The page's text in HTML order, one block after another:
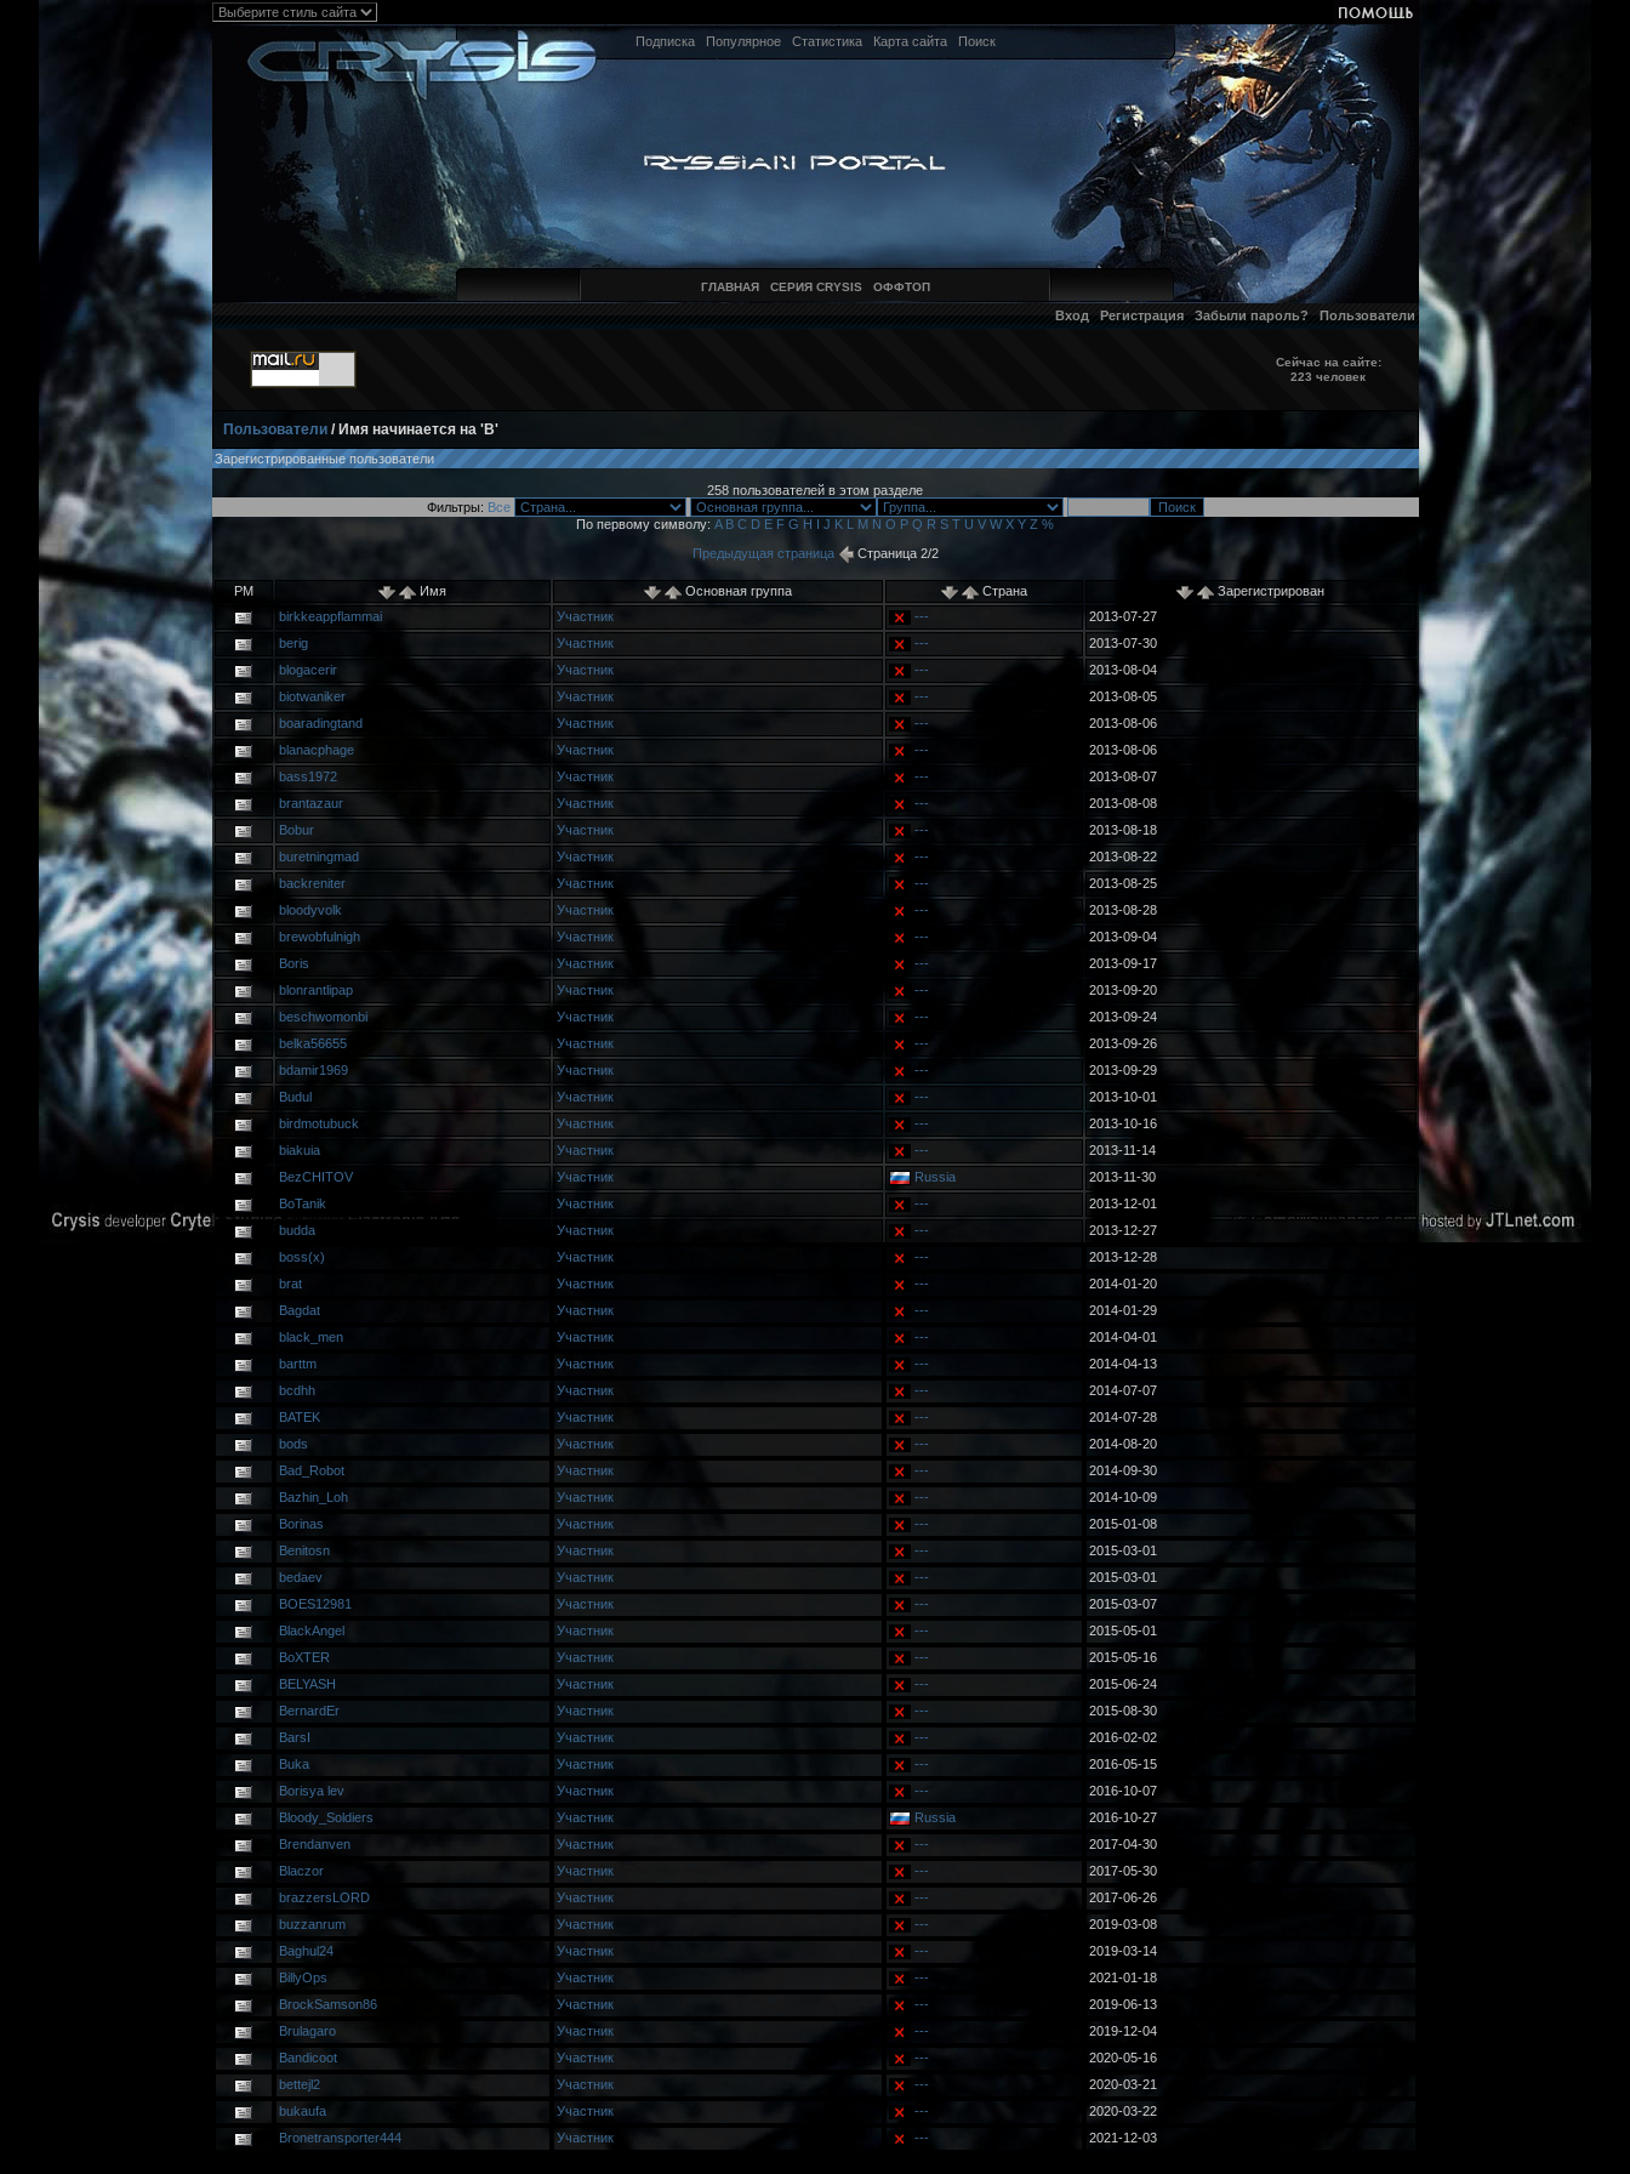
Подписка Популярное Статистика Карта сайта Поиск
ГЛАВНАЯ СЕРИЯ CRYSIS ОФФТОП
Вход Регистрация Забыли пароль? Пользователи
Сейчас на сайте:
223 человек
Пользователи/ Имя начинается на 'B'
Зарегистрированные пользователи
258 пользователей в этом разделе
Фильтры: Все
По первому символу: A B C D E F G H I J K L M N O P Q R S T U V W X Y Z %
Предыдущая страница
Страница 2/2
PM Имя Основная группа Страна
Зарегистрирован
birkkeappflammai
Участник ---
2013-07-27
berig
Участник ---
2013-07-30
blogacerir
Участник ---
2013-08-04
biotwaniker
Участник ---
2013-08-05
boaradingtand
Участник ---
2013-08-06
blanacphage
Участник ---
2013-08-06
bass1972
Участник ---
2013-08-07
brantazaur
Участник ---
2013-08-08
Bobur
Участник ---
2013-08-18
buretningmad
Участник ---
2013-08-22
backreniter
Участник ---
2013-08-25
bloodyvolk
Участник ---
2013-08-28
brewobfulnigh
Участник ---
2013-09-04
Boris
Участник ---
2013-09-17
blonrantlipap
Участник ---
2013-09-20
beschwomonbi
Участник ---
2013-09-24
belka56655
Участник ---
2013-09-26
bdamir1969
Участник ---
2013-09-29
Budul
Участник ---
2013-10-01
birdmotubuck
Участник ---
2013-10-16
biakuia
Участник ---
2013-11-14
BezCHITOV
Участник Russia
2013-11-30
BoTanik
Участник ---
2013-12-01
budda
Участник ---
2013-12-27
boss(x)
Участник ---
2013-12-28
brat
Участник ---
2014-01-20
Bagdat
Участник ---
2014-01-29
black_men
Участник ---
2014-04-01
barttm
Участник ---
2014-04-13
bcdhh
Участник ---
2014-07-07
BATEK
Участник ---
2014-07-28
bods
Участник ---
2014-08-20
Bad_Robot
Участник ---
2014-09-30
Bazhin_Loh
Участник ---
2014-10-09
Borinas
Участник ---
2015-01-08
Benitosn
Участник ---
2015-03-01
bedaev
Участник ---
2015-03-01
BOES12981
Участник ---
2015-03-07
BlackAngel
Участник ---
2015-05-01
BoXTER
Участник ---
2015-05-16
BELYASH
Участник ---
2015-06-24
BernardEr
Участник ---
2015-08-30
BarsI
Участник ---
2016-02-02
Buka
Участник ---
2016-05-15
Borisya lev
Участник ---
2016-10-07
Bloody_Soldiers
Участник Russia
2016-10-27
Brendanven
Участник ---
2017-04-30
Blaczor
Участник ---
2017-05-30
brazzersLORD
Участник ---
2017-06-26
buzzanrum
Участник ---
2019-03-08
Baghul24
Участник ---
2019-03-14
BillyOps
Участник ---
2021-01-18
BrockSamson86
Участник ---
2019-06-13
Brulagaro
Участник ---
2019-12-04
Bandicoot
Участник ---
2020-05-16
bettejl2
Участник ---
2020-03-21
bukaufa
Участник ---
2020-03-22
Bronetransporter444
Участник --- 2021-12-03